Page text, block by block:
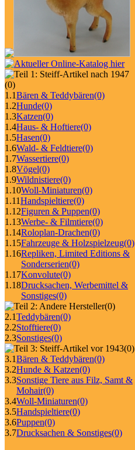
(0)
1.1Bären & Teddybären(0)
1.2Hunde(0)
1.3Katzen(0)
1.4Haus- & Hoftiere(0)
1.5Hasen(0)
1.6Wald- & Feldtiere(0)
1.7Wassertiere(0)
1.8Vögel(0)
1.9Wildnistiere(0)
1.10Woll-Miniaturen(0)
1.11Handspieltiere(0)
1.12Figuren & Puppen(0)
1.13Werbe- & Filmtiere(0)
1.14Roloplan-Drachen(0)
1.15Fahrzeuge & Holzspielzeug(0)
1.16Repliken, Limited Editions &
Sonderserien(0)
1.17Konvolute(0)
1.18Drucksachen, Werbemittel &
Sonstiges(0)
(0)
2.1Teddybären(0)
2.2Stofftiere(0)
2.3Sonstiges(0)
(0)
3.1Bären & Teddybären(0)
3.2Hunde & Katzen(0)
3.3Sonstige Tiere aus Filz, Samt &
Mohair(0)
3.4Woll-Miniaturen(0)
3.5Handspieltiere(0)
3.6Puppen(0)
3.7Drucksachen & Sonstiges(0)